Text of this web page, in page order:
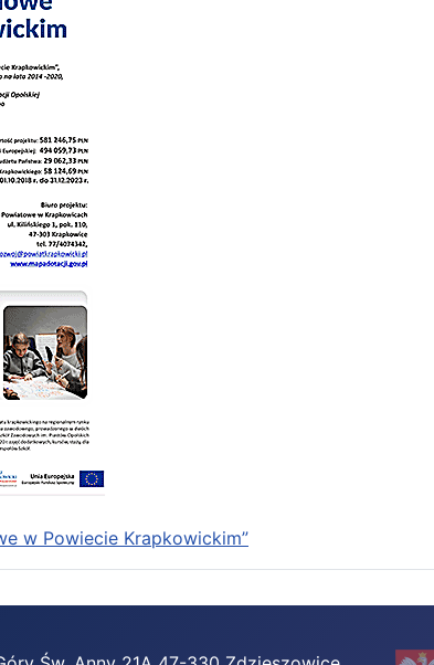
w Powiecie Krapkowickim”